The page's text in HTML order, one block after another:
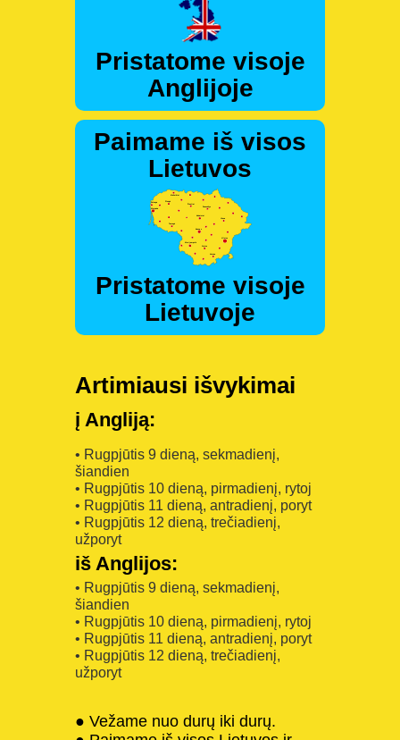
Pristatome visoje
Anglijoje
Paimame iš visos
Lietuvos
Pristatome visoje
Lietuvoje
Artimiausi išvykimai
į Angliją:
• Rugpjūtis 9 dieną, sekmadienį,
šiandien
• Rugpjūtis 10 dieną, pirmadienį, rytoj
• Rugpjūtis 11 dieną, antradienį, poryt
• Rugpjūtis 12 dieną, trečiadienį,
užporyt
iš Anglijos:
• Rugpjūtis 9 dieną, sekmadienį,
šiandien
• Rugpjūtis 10 dieną, pirmadienį, rytoj
• Rugpjūtis 11 dieną, antradienį, poryt
• Rugpjūtis 12 dieną, trečiadienį,
užporyt
● Vežame nuo durų iki durų.